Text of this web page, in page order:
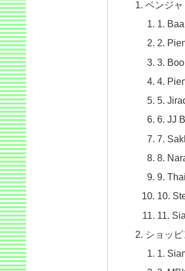
ベンジ
1.
2.
3.
4.
5.
6. JJ
7.
8.
9.
10.
11.
ショッ
1.